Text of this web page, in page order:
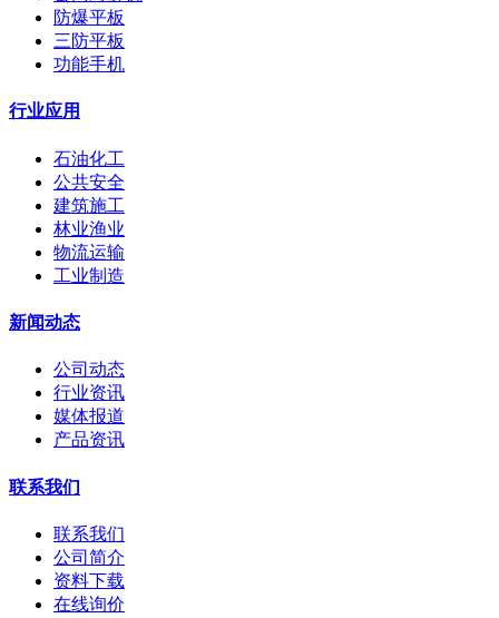
防爆平板
三防平板
功能手机
行业应用
石油化工
公共安全
建筑施工
林业渔业
物流运输
工业制造
新闻动态
公司动态
行业资讯
媒体报道
产品资讯
联系我们
联系我们
公司简介
资料下载
在线询价